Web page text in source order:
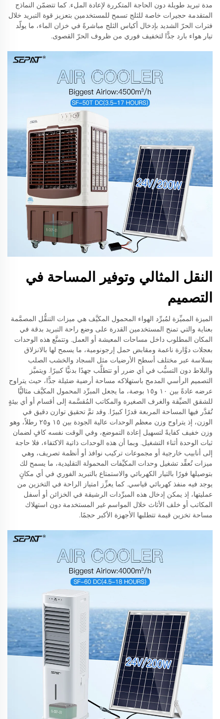
مدة تبريد طويلة دون الحاجة المتكررة لإعادة الملء. كما تتضمّن النماذج
المتقدمة حجيرات خاصة للثلج تسمح للمستخدمين بتعزيز قوة التبريد خلال
فترات الحرّ الشديد بإدخال أكياس الثلج مباشرةً في خزان الماء، ما يولّد
تيار هواء بارد جدًّا لتخفيف فوري من ظروف الحرّ القصوى.
النقل المثالي وتوفير المساحة في
التصميم
الميزة المميِّزة لمُبرِّد الهواء المحمول المكيَّف هي ميزات التنقُّل المصمَّمة
بعناية والتي تمنح المستخدمين القدرة على وضع راحة التبريد بدقة في
المكان المطلوب داخل مساحات المعيشة أو العمل. وتتمتَّع هذه الوحدات
بعجلات دوَّارة ناعمة ومقابض حمل إرجونومية، ما يسمح لها بالانزلاق
بسلاسة عبر مختلف أسطح الأرضيات مثل السجاد والخشب الصلب
والبلاط دون التسبُّب في أي ضرر أو تتطلَّب جهدًا بدنيًّا كبيرًا. ويتميَّز
التصميم الرأسي المدمج باستهلاكه مساحة أرضية ضئيلة جدًّا، حيث يتراوح
عرضه عادةً بين ١٠ و١٥ بوصة، ما يجعل المبرِّد المحمول المكيَّف مثاليًّا
للشقق الضيِّقة والغرف الصغيرة والمكاتب المُقسَّمة إلى أقسام أو أي بيئةٍ
تُقدَّر فيها المساحة المربعة قدرًا كبيرًا. وقد تمَّ تحقيق توازن دقيق في
الوزن، إذ يتراوح وزن معظم الوحدات عالية الجودة بين ١٥ و٢٥ رطلاً، وهو
وزن خفيف كفايةً لتسهيل إعادة التموضع، وفي الوقت نفسه كافٍ لضمان
ثبات الوحدة أثناء التشغيل. وبما أن هذه الوحدات ذاتية الاكتفاء، فلا حاجة
إلى أنابيب خارجية أو مجموعات تركيب نوافذ أو أنظمة تصريف، وهي
ميزات تُعقِّد تشغيل وحدات المكيِّفات المحمولة التقليدية، ما يسمح لك
بتوصيلها فورًا بالتيار الكهربائي والاستمتاع بالتبريد الفوري في أي مكانٍ
يوجد فيه منفذ كهربائي قياسي. كما يعزِّز امتياز الراحة في التخزين من
عمليتها، إذ يمكن إدخال هذه المبرِّدات الرشيقة في الخزائن أو أسفل
المكاتب أو خلف الأثاث خلال المواسم غير المستخدمة دون استهلاك
مساحة تخزين قيمة تتطلبها الأجهزة الأكبر حجمًا.